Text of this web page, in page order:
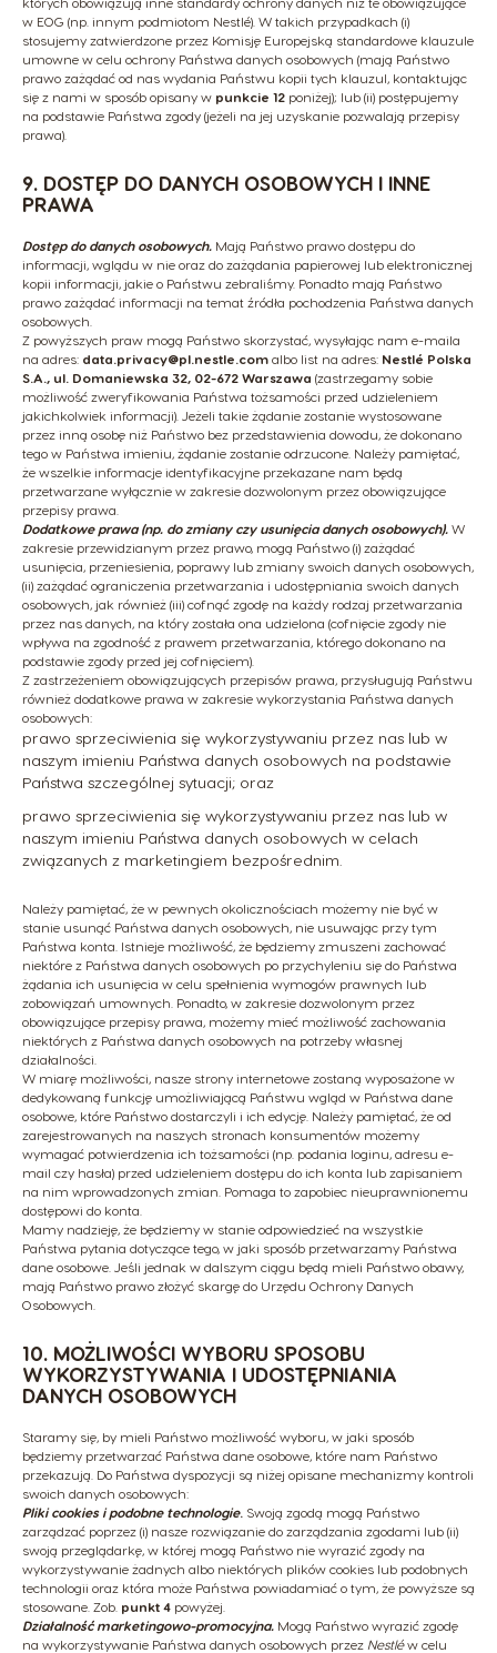
w EOG (np. innym podmiotom Nestlé). W takich przypadkach (i)
stosujemy zatwierdzone przez Komisję Europejską standardowe klauzule
umowne w celu ochrony Państwa danych osobowych (mają Państwo
prawo zażądać od nas wydania Państwu kopii tych klauzul, kontaktując
się z nami w sposób opisany w punkcie 12 poniżej); lub (ii) postępujemy
na podstawie Państwa zgody (jeżeli na jej uzyskanie pozwalają przepisy
prawa).
9. DOSTĘP DO DANYCH OSOBOWYCH I INNE
PRAWA
Dostęp do danych osobowych. Mają Państwo prawo dostępu do
informacji, wglądu w nie oraz do zażądania papierowej lub elektronicznej
kopii informacji, jakie o Państwu zebraliśmy. Ponadto mają Państwo
prawo zażądać informacji na temat źródła pochodzenia Państwa danych
osobowych.
Z powyższych praw mogą Państwo skorzystać, wysyłając nam e-maila
na adres: data.privacy@pl.nestle.com albo list na adres: Nestlé Polska
S.A., ul. Domaniewska 32, 02-672 Warszawa (zastrzegamy sobie
możliwość zweryfikowania Państwa tożsamości przed udzieleniem
jakichkolwiek informacji). Jeżeli takie żądanie zostanie wystosowane
przez inną osobę niż Państwo bez przedstawienia dowodu, że dokonano
tego w Państwa imieniu, żądanie zostanie odrzucone. Należy pamiętać,
że wszelkie informacje identyfikacyjne przekazane nam będą
przetwarzane wyłącznie w zakresie dozwolonym przez obowiązujące
przepisy prawa.
Dodatkowe prawa (np. do zmiany czy usunięcia danych osobowych). W
zakresie przewidzianym przez prawo, mogą Państwo (i) zażądać
usunięcia, przeniesienia, poprawy lub zmiany swoich danych osobowych,
(ii) zażądać ograniczenia przetwarzania i udostępniania swoich danych
osobowych, jak również (iii) cofnąć zgodę na każdy rodzaj przetwarzania
przez nas danych, na który została ona udzielona (cofnięcie zgody nie
wpływa na zgodność z prawem przetwarzania, którego dokonano na
podstawie zgody przed jej cofnięciem).
Z zastrzeżeniem obowiązujących przepisów prawa, przysługują Państwu
również dodatkowe prawa w zakresie wykorzystania Państwa danych
osobowych:
prawo sprzeciwienia się wykorzystywaniu przez nas lub w
naszym imieniu Państwa danych osobowych na podstawie
Państwa szczególnej sytuacji; oraz
prawo sprzeciwienia się wykorzystywaniu przez nas lub w
naszym imieniu Państwa danych osobowych w celach
związanych z marketingiem bezpośrednim.
Należy pamiętać, że w pewnych okolicznościach możemy nie być w
stanie usunąć Państwa danych osobowych, nie usuwając przy tym
Państwa konta. Istnieje możliwość, że będziemy zmuszeni zachować
niektóre z Państwa danych osobowych po przychyleniu się do Państwa
żądania ich usunięcia w celu spełnienia wymogów prawnych lub
zobowiązań umownych. Ponadto, w zakresie dozwolonym przez
obowiązujące przepisy prawa, możemy mieć możliwość zachowania
niektórych z Państwa danych osobowych na potrzeby własnej
działalności.
W miarę możliwości, nasze strony internetowe zostaną wyposażone w
dedykowaną funkcję umożliwiającą Państwu wgląd w Państwa dane
osobowe, które Państwo dostarczyli i ich edycję. Należy pamiętać, że od
zarejestrowanych na naszych stronach konsumentów możemy
wymagać potwierdzenia ich tożsamości (np. podania loginu, adresu e-
mail czy hasła) przed udzieleniem dostępu do ich konta lub zapisaniem
na nim wprowadzonych zmian. Pomaga to zapobiec nieuprawnionemu
dostępowi do konta.
Mamy nadzieję, że będziemy w stanie odpowiedzieć na wszystkie
Państwa pytania dotyczące tego, w jaki sposób przetwarzamy Państwa
dane osobowe. Jeśli jednak w dalszym ciągu będą mieli Państwo obawy,
mają Państwo prawo złożyć skargę do Urzędu Ochrony Danych
Osobowych.
10. MOŻLIWOŚCI WYBORU SPOSOBU
WYKORZYSTYWANIA I UDOSTĘPNIANIA
DANYCH OSOBOWYCH
Staramy się, by mieli Państwo możliwość wyboru, w jaki sposób
będziemy przetwarzać Państwa dane osobowe, które nam Państwo
przekazują. Do Państwa dyspozycji są niżej opisane mechanizmy kontroli
swoich danych osobowych:
Pliki cookies i podobne technologie. Swoją zgodą mogą Państwo
zarządzać poprzez (i) nasze rozwiązanie do zarządzania zgodami lub (ii)
swoją przeglądarkę, w której mogą Państwo nie wyrazić zgody na
wykorzystywanie żadnych albo niektórych plików cookies lub podobnych
technologii oraz która może Państwa powiadamiać o tym, że powyższe są
stosowane. Zob. punkt 4 powyżej.
Działalność marketingowo-promocyjna. Mogą Państwo wyrazić zgodę
na wykorzystywanie Państwa danych osobowych przez Nestléw celu